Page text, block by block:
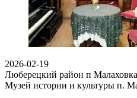
2026-02-19
Люберецкий район п
Музей истории и культуры п.